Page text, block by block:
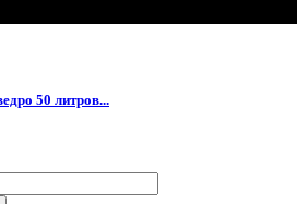
50 литров...